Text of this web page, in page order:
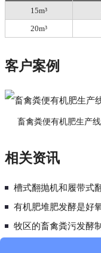
15m³
20m³
客户案例
畜禽粪便有机肥生产
相关资讯
槽式翻抛机和履带式
有机肥堆肥发酵是好
牧区的畜禽粪污发酵